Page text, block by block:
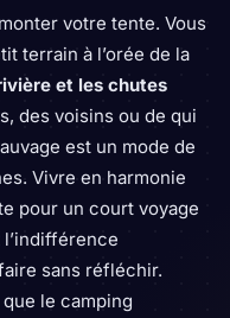
votre tente. Vous
terrain à l’orée de la
et les chutes
des voisins ou de qui
est un mode de
Vivre en harmonie
pour un court voyage
sans réfléchir.
le camping